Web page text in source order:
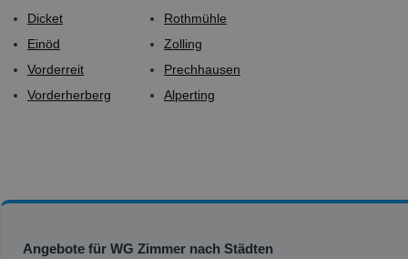
Dicket
Einöd
Vorderreit
Vorderherberg
Rothmühle
Zolling
Prechhausen
Alperting
Angebote für WG Zimmer nach Städten